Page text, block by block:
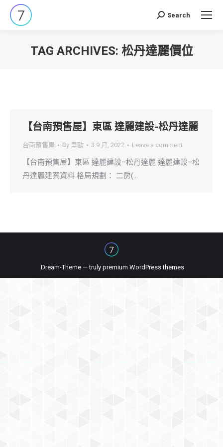
Search:
Search
TAG ARCHIVES: 松丹達麗價位
【台南預售屋】東區 達麗建設-松丹達麗
台南預售屋 By 里歐 3 9 月, 2022 Leave a comment
【台南預售屋】東區 達麗建設–松丹達麗 達麗建設–松
丹達麗建案資料 格局規劃： 二房(…
Dream-Theme — truly premium WordPress themes